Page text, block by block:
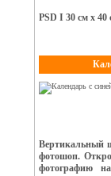
PSD I 30 см х
Вертикальный
фотошоп.
фотографию